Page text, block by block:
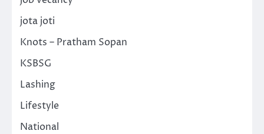
jota joti
Knots – Pratham Sopan
KSBSG
Lashing
Lifestyle
National